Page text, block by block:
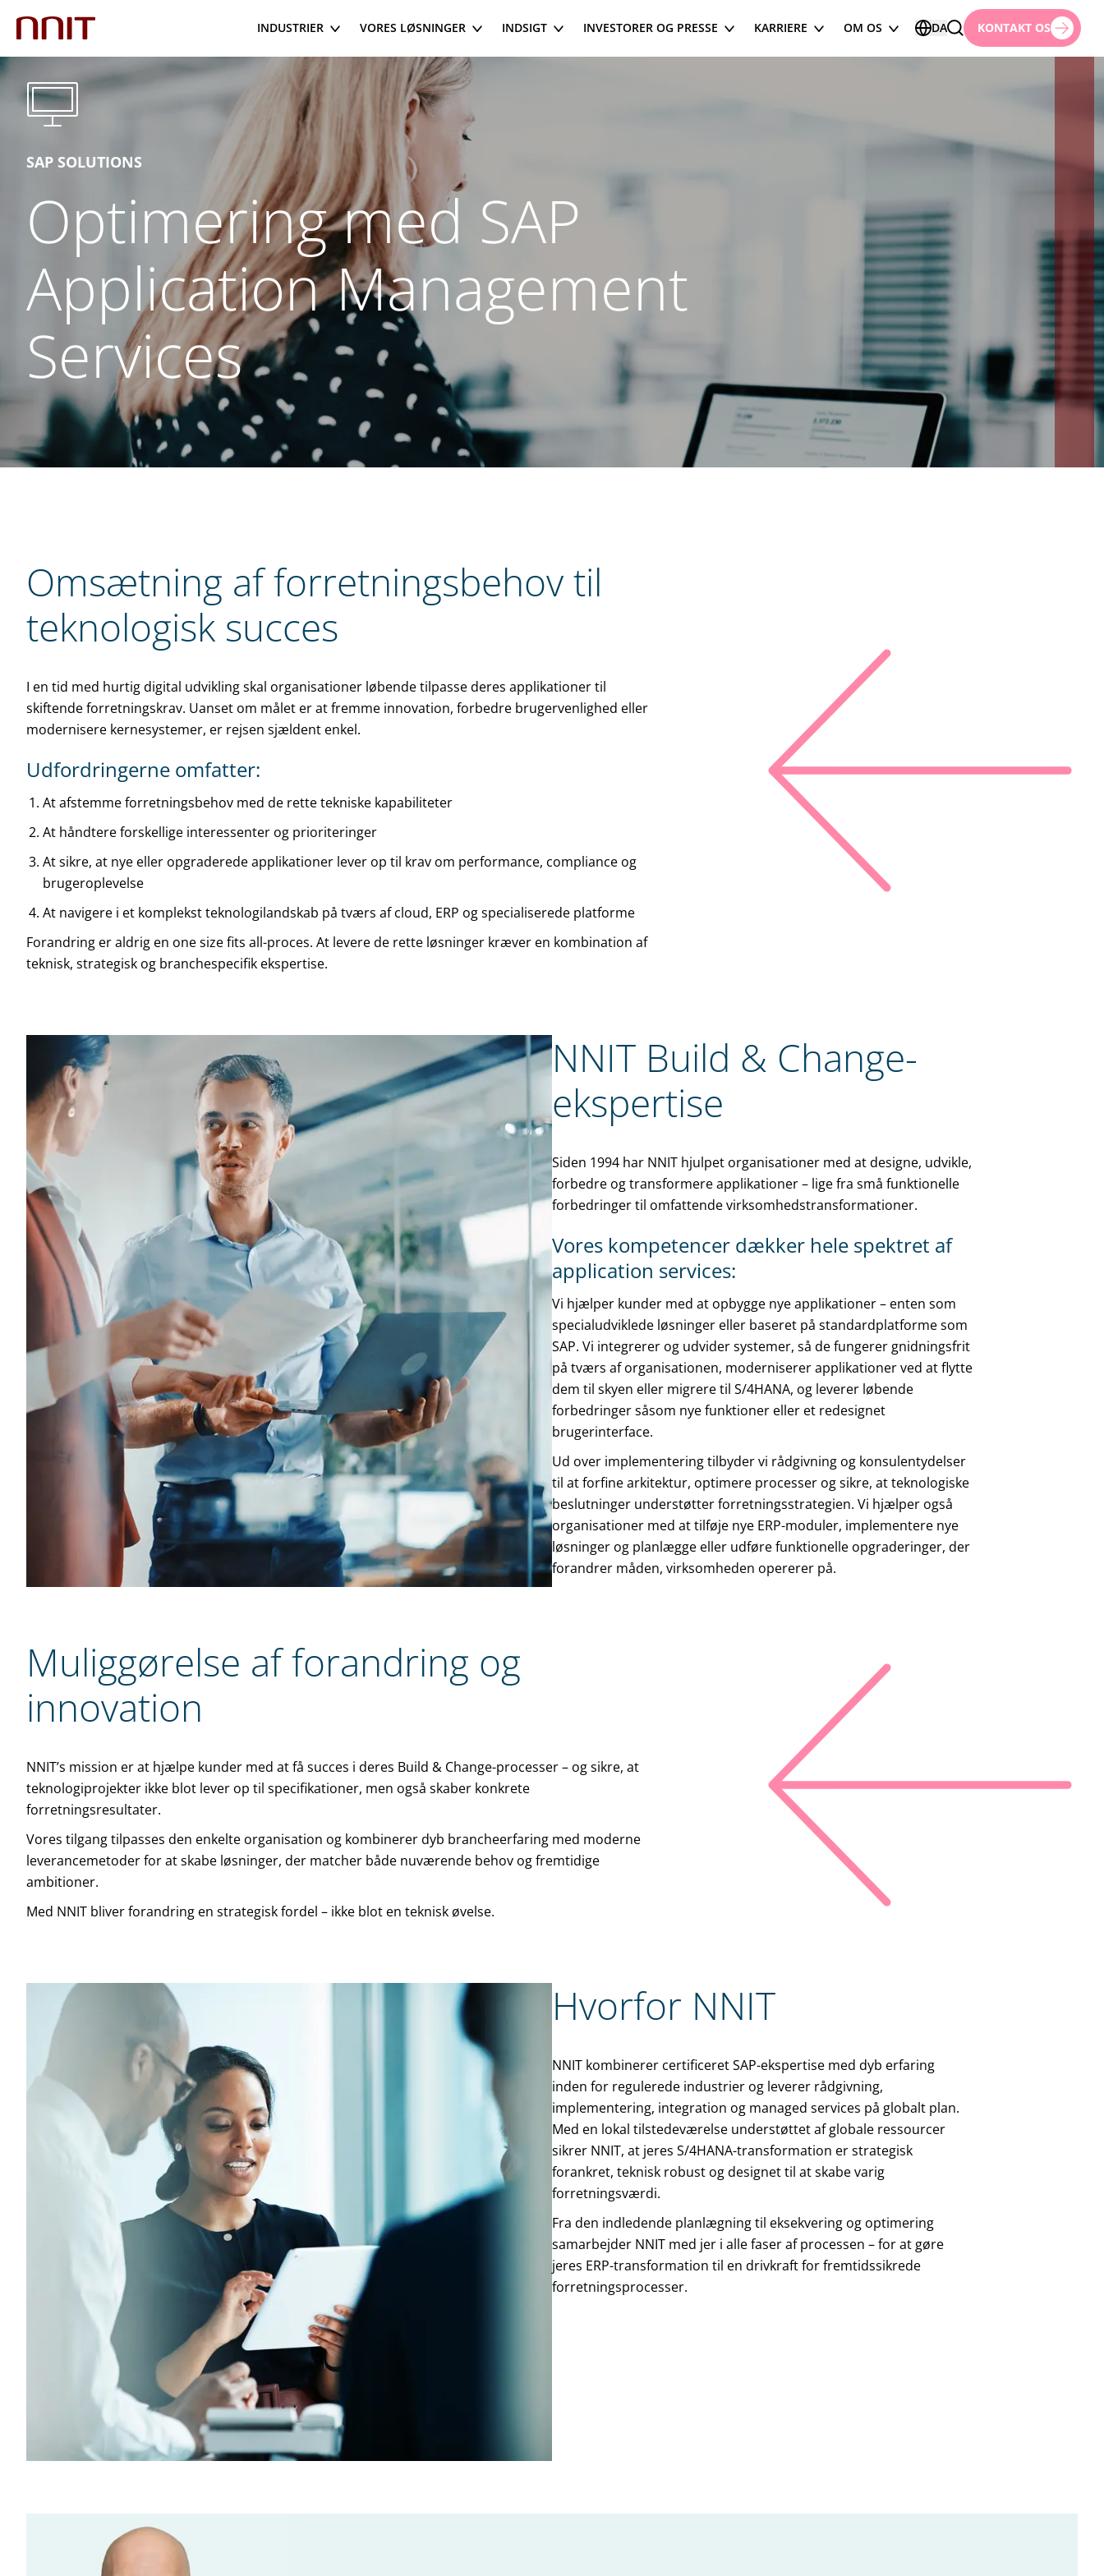
INDUSTRIER VORES LØSNINGER INDSIGT INVESTORER OG PRESSE KARRIERE OM OS DA KONTAKT OS
SAP SOLUTIONS
Optimering med SAP
Application Management
Services
Omsætning af forretningsbehov til
teknologisk succes
I en tid med hurtig digital udvikling skal organisationer løbende tilpasse deres applikationer til
skiftende forretningskrav. Uanset om målet er at fremme innovation, forbedre brugervenlighed eller
modernisere kerne­systemer, er rejsen sjældent enkel.
Udfordringerne omfatter:
At afstemme forretningsbehov med de rette tekniske kapabiliteter
At håndtere forskellige interessenter og prioriteringer
At sikre, at nye eller opgraderede applikationer lever op til krav om performance, compliance og
brugeroplevelse
At navigere i et komplekst teknologilandskab på tværs af cloud, ERP og specialiserede platforme
Forandring er aldrig en one size fits all-proces. At levere de rette løsninger kræver en kombination af
teknisk, strategisk og branchespecifik ekspertise.
NNIT Build & Change-
ekspertise
Siden 1994 har NNIT hjulpet organisationer med at designe, udvikle,
forbedre og transformere applikationer – lige fra små funktionelle
forbedringer til omfattende virksomhedstransformationer.
Vores kompetencer dækker hele spektret af
application services:
Vi hjælper kunder med at opbygge nye applikationer – enten som
specialudviklede løsninger eller baseret på standardplatforme som
SAP. Vi integrerer og udvider systemer, så de fungerer gnidningsfrit
på tværs af organisationen, moderniserer applikationer ved at flytte
dem til skyen eller migrere til S/4HANA, og leverer løbende
forbedringer såsom nye funktioner eller et redesignet
brugerinterface.
Ud over implementering tilbyder vi rådgivning og konsulentydelser
til at forfine arkitektur, optimere processer og sikre, at teknologiske
beslutninger understøtter forretningsstrategien. Vi hjælper også
organisationer med at tilføje nye ERP-moduler, implementere nye
løsninger og planlægge eller udføre funktionelle opgraderinger, der
forandrer måden, virksomheden opererer på.
Muliggørelse af forandring og
innovation
NNIT’s mission er at hjælpe kunder med at få succes i deres Build & Change-processer – og sikre, at
teknologiprojekter ikke blot lever op til specifikationer, men også skaber konkrete
forretningsresultater.
Vores tilgang tilpasses den enkelte organisation og kombinerer dyb brancheerfaring med moderne
leverancemetoder for at skabe løsninger, der matcher både nuværende behov og fremtidige
ambitioner.
Med NNIT bliver forandring en strategisk fordel – ikke blot en teknisk øvelse.
Hvorfor NNIT
NNIT kombinerer certificeret SAP-ekspertise med dyb erfaring
inden for regulerede industrier og leverer rådgivning,
implementering, integration og managed services på globalt plan.
Med en lokal tilstedeværelse understøttet af globale ressourcer
sikrer NNIT, at jeres S/4HANA-transformation er strategisk
forankret, teknisk robust og designet til at skabe varig
forretningsværdi.
Fra den indledende planlægning til eksekvering og optimering
samarbejder NNIT med jer i alle faser af processen – for at gøre
jeres ERP-transformation til en drivkraft for fremtidssikrede
forretningsprocesser.